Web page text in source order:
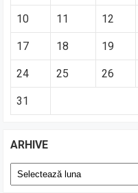
10 11 12
17 18 19
24 25 26
31
ARHIVE
Arhive